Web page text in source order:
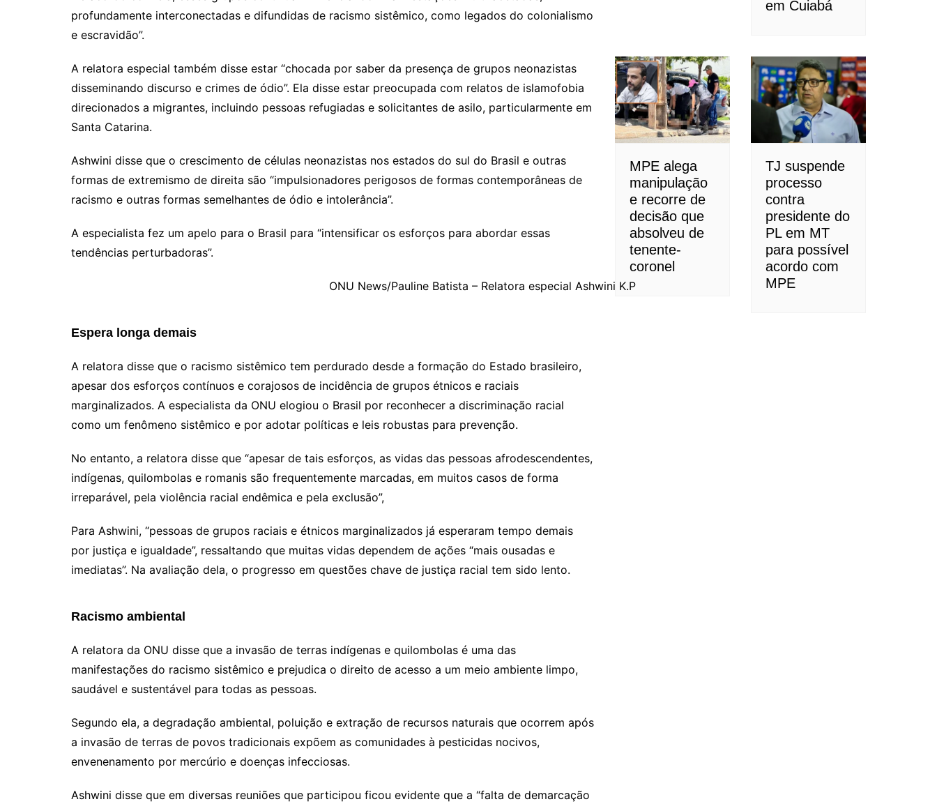
o
profundamente interconectadas e difundidas de racismo sistêmico, como legados do colonialismo
e escravidão”.
A relatora especial também disse estar “chocada por saber da presença de grupos neonazistas
disseminando discurso e crimes de ódio”. Ela disse estar preocupada com relatos de islamofobia
direcionados a migrantes, incluindo pessoas refugiadas e solicitantes de asilo, particularmente em
Santa Catarina.
Ashwini disse que o crescimento de células neonazistas nos estados do sul do Brasil e outras
formas de extremismo de direita são “impulsionadores perigosos de formas contemporâneas de
racismo e outras formas semelhantes de ódio e intolerância”.
A especialista fez um apelo para o Brasil para “intensificar os esforços para abordar essas
tendências perturbadoras”.
ONU News/Pauline Batista – Relatora especial Ashwini K.P
Espera longa demais
A relatora disse que o racismo sistêmico tem perdurado desde a formação do Estado brasileiro,
apesar dos esforços contínuos e corajosos de incidência de grupos étnicos e raciais
marginalizados. A especialista da ONU elogiou o Brasil por reconhecer a discriminação racial
como um fenômeno sistêmico e por adotar políticas e leis robustas para prevenção.
No entanto, a relatora disse que “apesar de tais esforços, as vidas das pessoas afrodescendentes,
indígenas, quilombolas e romanis são frequentemente marcadas, em muitos casos de forma
irreparável, pela violência racial endêmica e pela exclusão”,
Para Ashwini, “pessoas de grupos raciais e étnicos marginalizados já esperaram tempo demais
por justiça e igualdade”, ressaltando que muitas vidas dependem de ações “mais ousadas e
imediatas”. Na avaliação dela, o progresso em questões chave de justiça racial tem sido lento.
Racismo ambiental
A relatora da ONU disse que a invasão de terras indígenas e quilombolas é uma das
manifestações do racismo sistêmico e prejudica o direito de acesso a um meio ambiente limpo,
saudável e sustentável para todas as pessoas.
Segundo ela, a degradação ambiental, poluição e extração de recursos naturais que ocorrem após
a invasão de terras de povos tradicionais expõem as comunidades à pesticidas nocivos,
envenenamento por mercúrio e doenças infecciosas.
Ashwini disse que em diversas reuniões que participou ficou evidente que a “falta de demarcação
em Cuiabá
MPE alega
manipulação
e recorre de
decisão que
absolveu de
tenente-
coronel
TJ suspende
processo
contra
presidente do
PL em MT
para possível
acordo com
MPE